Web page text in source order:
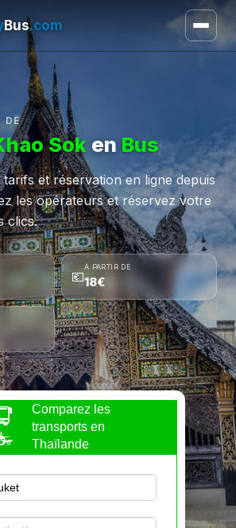
Bus.com
DE
Sok en Bus
et réservation en ligne depuis
les opérateurs et réservez votre
clics.
💶
À PARTIR DE
18€
Comparez les
transports en
Thaïlande